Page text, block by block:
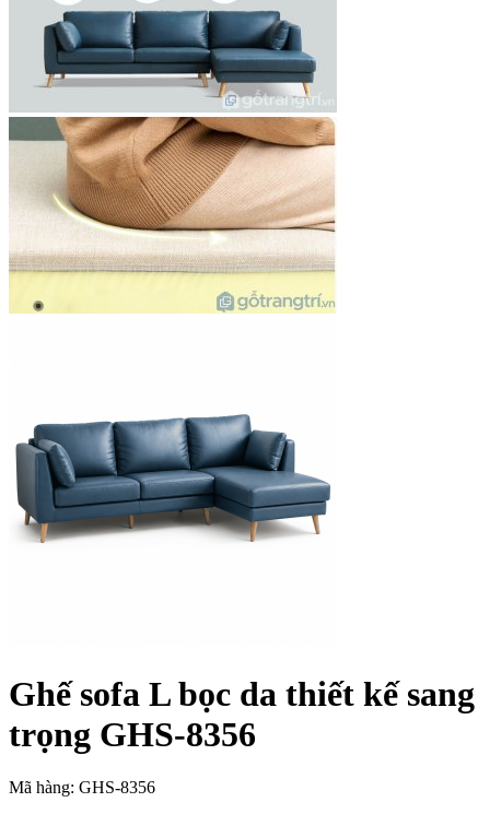
Ghế sofa L bọc da thiết kế sang
trọng GHS-8356
Mã hàng: GHS-8356